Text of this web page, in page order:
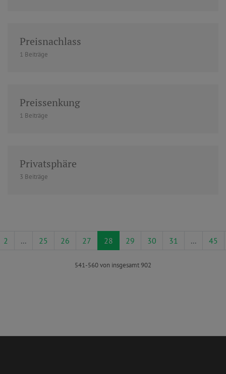
Preisnachlass
1 Beiträge
Preissenkung
1 Beiträge
Privatsphäre
3 Beiträge
2 ... 25 26 27 28 29 30 31 ... 45
541-560 von insgesamt 902